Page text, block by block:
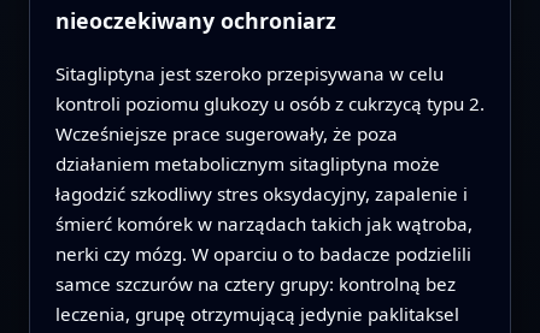
nieoczekiwany ochroniarz
Sitagliptyna jest szeroko przepisywana w celu
kontroli poziomu glukozy u osób z cukrzycą typu 2.
Wcześniejsze prace sugerowały, że poza
działaniem metabolicznym sitagliptyna może
łagodzić szkodliwy stres oksydacyjny, zapalenie i
śmierć komórek w narządach takich jak wątroba,
nerki czy mózg. W oparciu o to badacze podzielili
samce szczurów na cztery grupy: kontrolną bez
leczenia, grupę otrzymującą jedynie paklitaksel